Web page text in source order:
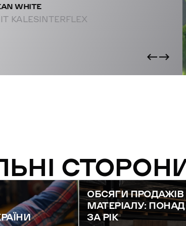
WHITE
KALESINTERFLEX
ОБСЯГИ ПРОДАЖІВ
МАТЕРІАЛУ: ПОНАД
ЗА РІК